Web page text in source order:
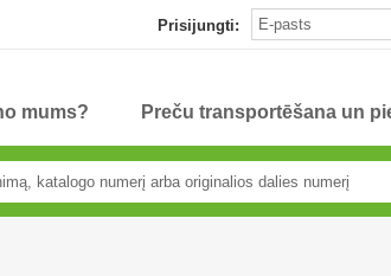
Prisijungti:
mums? Preču transportēšana un